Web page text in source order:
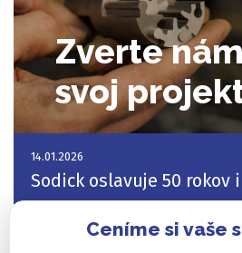
14.01.2026
Sodick oslavuje 50 rokov
Zverte nám
svoj
Ceníme si vaše